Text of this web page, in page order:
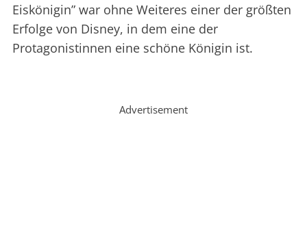
Eiskönigin” war ohne Weiteres einer der größten
Erfolge von Disney, in dem eine der
Protagonistinnen eine schöne Königin ist.
Advertisement